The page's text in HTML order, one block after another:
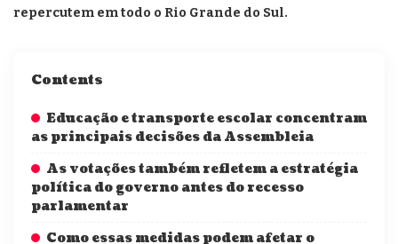
repercutem em todo o Rio Grande do Sul.
Contents
Educação e transporte escolar concentram
as principais decisões da Assembleia
As votações também refletem a estratégia
política do governo antes do recesso
parlamentar
Como essas medidas podem afetar o